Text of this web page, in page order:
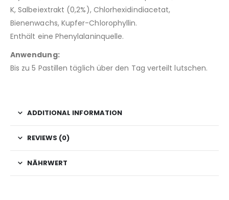
K, Salbeiextrakt (0,2%), Chlorhexidindiacetat,
Bienenwachs, Kupfer-Chlorophyllin.
Enthält eine Phenylalaninquelle.
Anwendung:
Bis zu 5 Pastillen täglich über den Tag verteilt lutschen.
ADDITIONAL INFORMATION
REVIEWS (0)
NÄHRWERT